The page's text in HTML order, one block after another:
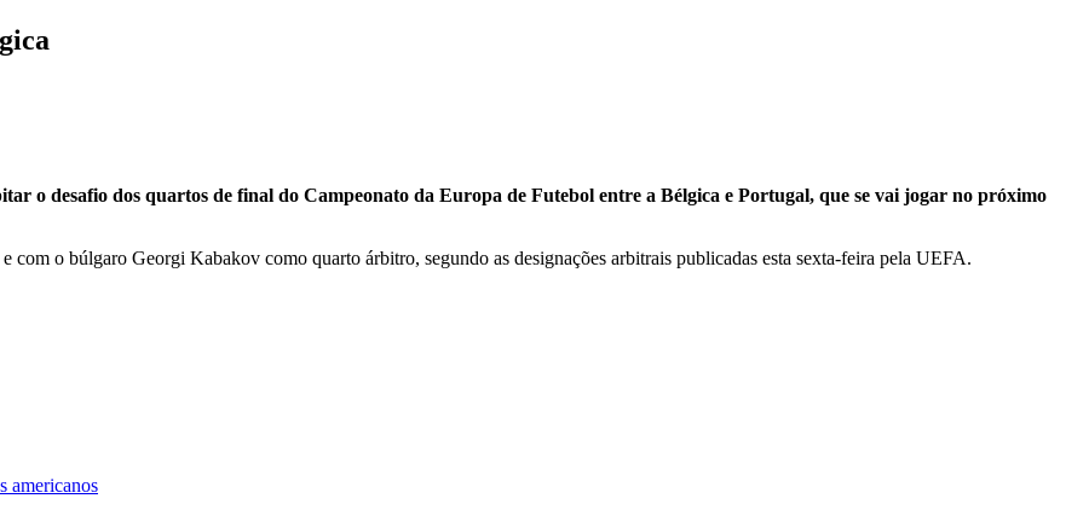
o desafio dos quartos de final do Campeonato da Europa de Futebol entre a Bélgica e Portugal, que se vai jogar no próximo
o búlgaro Georgi Kabakov como quarto árbitro, segundo as designações arbitrais publicadas esta sexta-feira pela UEFA.
americanos